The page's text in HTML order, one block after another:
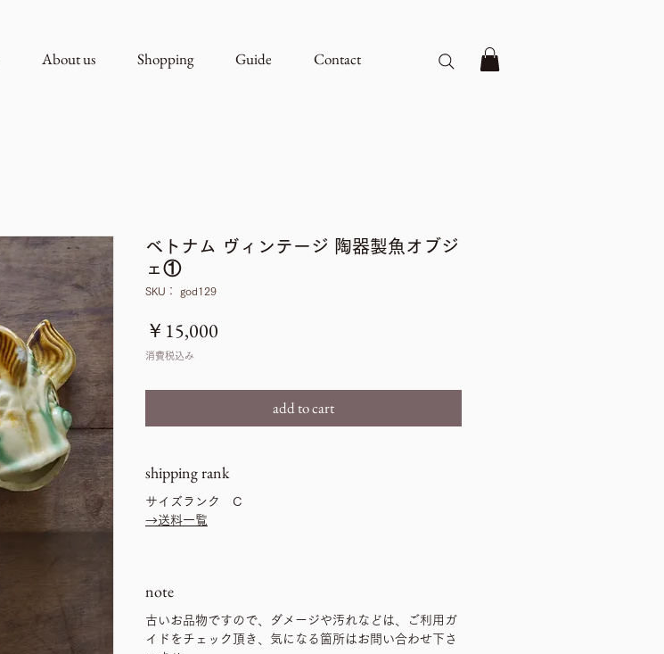
About us Shopping Guide Contact
ベトナム ヴィンテージ 陶器製魚オブジ
ェ①
SKU： god129
￥15,000
消費税込み
add to cart
shipping rank
サイズランク C
→送料一覧
note
古いお品物ですので、ダメージや汚れなどは、ご利用ガ
イドをチェック頂き、気になる箇所はお問い合わせ下さ